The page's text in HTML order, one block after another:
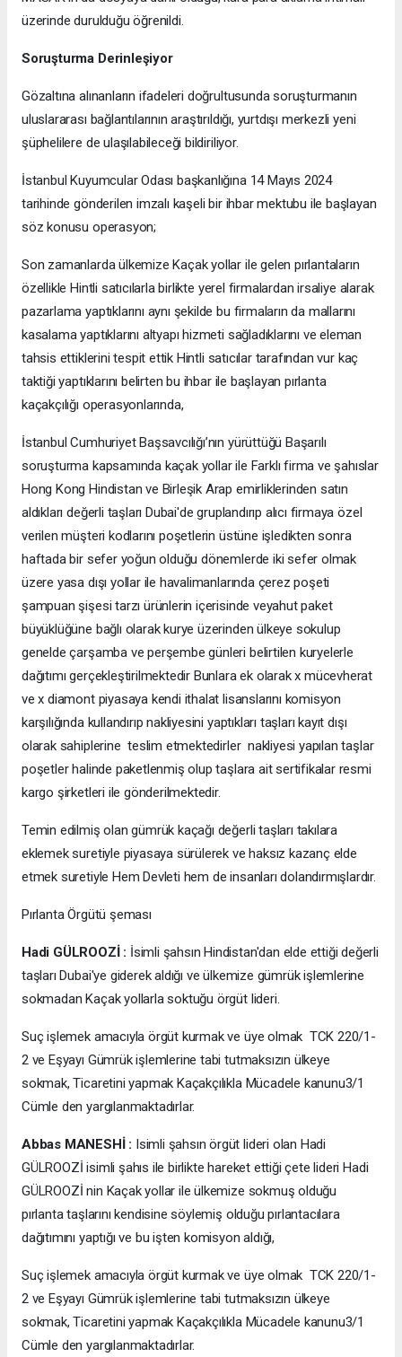
üzerinde durulduğu öğrenildi.
Soruşturma Derinleşiyor
Gözaltına alınanların ifadeleri doğrultusunda soruşturmanın
uluslararası bağlantılarının araştırıldığı, yurtdışı merkezli yeni
şüphelilere de ulaşılabileceği bildiriliyor.
İstanbul Kuyumcular Odası başkanlığına 14 Mayıs 2024
tarihinde gönderilen imzalı kaşeli bir ihbar mektubu ile başlayan
söz konusu operasyon;
Son zamanlarda ülkemize Kaçak yollar ile gelen pırlantaların
özellikle Hintli satıcılarla birlikte yerel firmalardan irsaliye alarak
pazarlama yaptıklarını aynı şekilde bu firmaların da mallarını
kasalama yaptıklarını altyapı hizmeti sağladıklarını ve eleman
tahsis ettiklerini tespit ettik Hintli satıcılar tarafından vur kaç
taktiği yaptıklarını belirten bu ihbar ile başlayan pırlanta
kaçakçılığı operasyonlarında,
İstanbul Cumhuriyet Başsavcılığı’nın yürüttüğü Başarılı
soruşturma kapsamında kaçak yollar ile Farklı firma ve şahıslar
Hong Kong Hindistan ve Birleşik Arap emirliklerinden satın
aldıkları değerli taşları Dubai'de gruplandırıp alıcı firmaya özel
verilen müşteri kodlarını poşetlerin üstüne işledikten sonra
haftada bir sefer yoğun olduğu dönemlerde iki sefer olmak
üzere yasa dışı yollar ile havalimanlarında çerez poşeti
şampuan şişesi tarzı ürünlerin içerisinde veyahut paket
büyüklüğüne bağlı olarak kurye üzerinden ülkeye sokulup
genelde çarşamba ve perşembe günleri belirtilen kuryelerle
dağıtımı gerçekleştirilmektedir Bunlara ek olarak x mücevherat
ve x diamont piyasaya kendi ithalat lisanslarını komisyon
karşılığında kullandırıp nakliyesini yaptıkları taşları kayıt dışı
olarak sahiplerine teslim etmektedirler nakliyesi yapılan taşlar
poşetler halinde paketlenmiş olup taşlara ait sertifikalar resmi
kargo şirketleri ile gönderilmektedir.
Temin edilmiş olan gümrük kaçağı değerli taşları takılara
eklemek suretiyle piyasaya sürülerek ve haksız kazanç elde
etmek suretiyle Hem Devleti hem de insanları dolandırmışlardır.
Pırlanta Örgütü şeması
Hadi GÜLROOZİ : İsimli şahsın Hindistan'dan elde ettiği değerli
taşları Dubai'ye giderek aldığı ve ülkemize gümrük işlemlerine
sokmadan Kaçak yollarla soktuğu örgüt lideri.
Suç işlemek amacıyla örgüt kurmak ve üye olmak TCK 220/1-
2 ve Eşyayı Gümrük işlemlerine tabi tutmaksızın ülkeye
sokmak, Ticaretini yapmak Kaçakçılıkla Mücadele kanunu3/1
Cümle den yargılanmaktadırlar.
Abbas MANESHİ : Isimli şahsın örgüt lideri olan Hadi
GÜLROOZİ isimli şahıs ile birlikte hareket ettiği çete lideri Hadi
GÜLROOZİ nin Kaçak yollar ile ülkemize sokmuş olduğu
pırlanta taşlarını kendisine söylemiş olduğu pırlantacılara
dağıtımını yaptığı ve bu işten komisyon aldığı,
Suç işlemek amacıyla örgüt kurmak ve üye olmak TCK 220/1-
2 ve Eşyayı Gümrük işlemlerine tabi tutmaksızın ülkeye
sokmak, Ticaretini yapmak Kaçakçılıkla Mücadele kanunu3/1
Cümle den yargılanmaktadırlar.